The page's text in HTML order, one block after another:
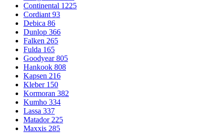
Continental 1225
Cordiant 93
Debica 86
Dunlop 366
Falken 265
Fulda 165
Goodyear 805
Hankook 808
Kapsen 216
Kleber 150
Kormoran 382
Kumho 334
Lassa 337
Matador 225
Maxxis 285